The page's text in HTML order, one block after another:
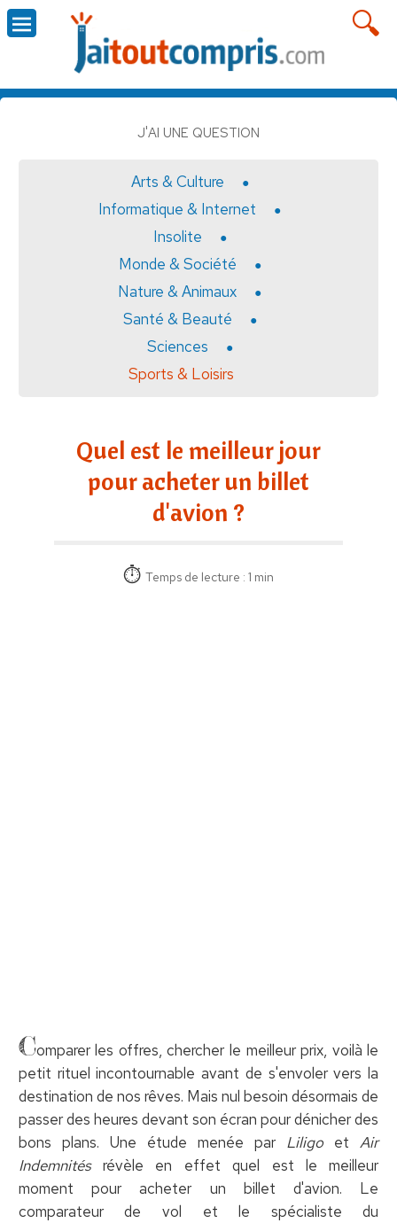
J'AI UNE QUESTION
Arts & Culture
Informatique & Internet
Insolite
Monde & Société
Nature & Animaux
Santé & Beauté
Sciences
Sports & Loisirs
Quel est le meilleur jour
pour acheter un billet
d'avion ?
Temps de lecture : 1 min
Comparer les offres, chercher le meilleur prix, voilà le
petit rituel incontournable avant de s'envoler vers la
destination de nos rêves. Mais nul besoin désormais de
passer des heures devant son écran pour dénicher des
bons plans. Une étude menée par Liligo etAir
Indemnitésrévèle en effet quel est le meilleur
moment pour acheter un billet d'avion. Le
comparateur de vol et le spécialiste du